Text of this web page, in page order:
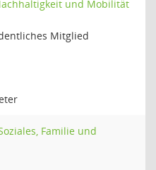
und Mobilität
Mitglied
Familie und